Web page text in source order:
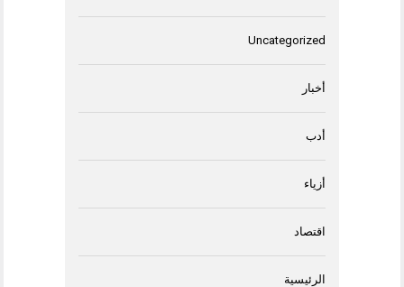
Uncategorized
أخبار
أدب
أزياء
اقتصاد
الرئيسية